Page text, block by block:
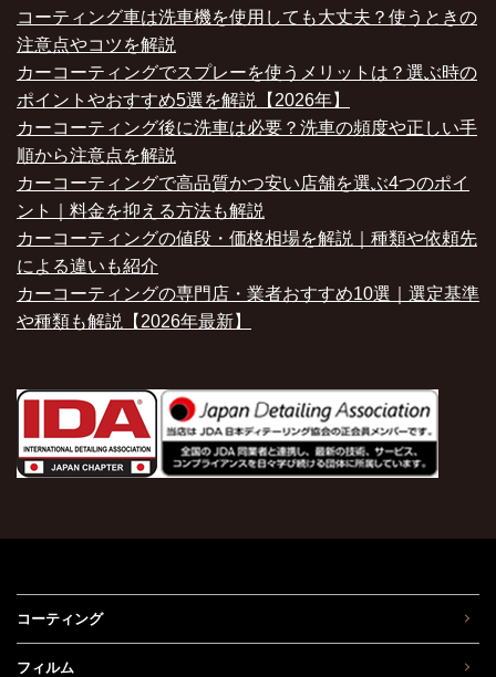
コーティング車は洗車機を使用しても大丈夫？使うときの
注意点やコツを解説
カーコーティングでスプレーを使うメリットは？選ぶ時の
ポイントやおすすめ5選を解説【2026年】
カーコーティング後に洗車は必要？洗車の頻度や正しい手
順から注意点を解説
カーコーティングで高品質かつ安い店舗を選ぶ4つのポイ
ント｜料金を抑える方法も解説
カーコーティングの値段・価格相場を解説｜種類や依頼先
による違いも紹介
カーコーティングの専門店・業者おすすめ10選｜選定基準
や種類も解説【2026年最新】
コーティング
フィルム